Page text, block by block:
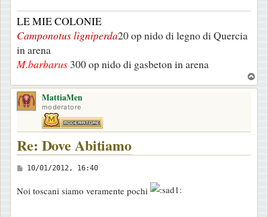
g
g
i
o
LE MIE COLONIE
Camponotus ligniperda20 op nido di legno di Quercia
in arena
M.barbarus 300 op nido di gasbeton in arena
o
MattiaMen
moderatore
Re: Dove Abitiamo
M
s
10/01/2012, 16:40
Noi toscani siamo veramente pochi